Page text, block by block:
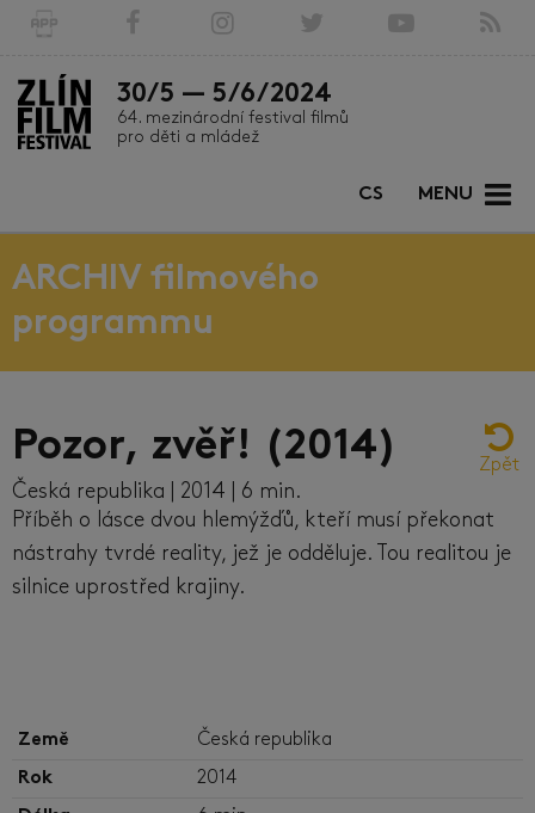
30/5 — 5/6/2024
64. mezinárodní festival filmů
pro děti a mládež
MENU
CS
ARCHIV filmového
programmu
Zpět
Pozor, zvěř! (2014)
Česká republika | 2014 | 6 min.
Příběh o lásce dvou hlemýžďů, kteří musí překonat
nástrahy tvrdé reality, jež je odděluje. Tou realitou je
silnice uprostřed krajiny.
Země
Česká republika
Rok
2014